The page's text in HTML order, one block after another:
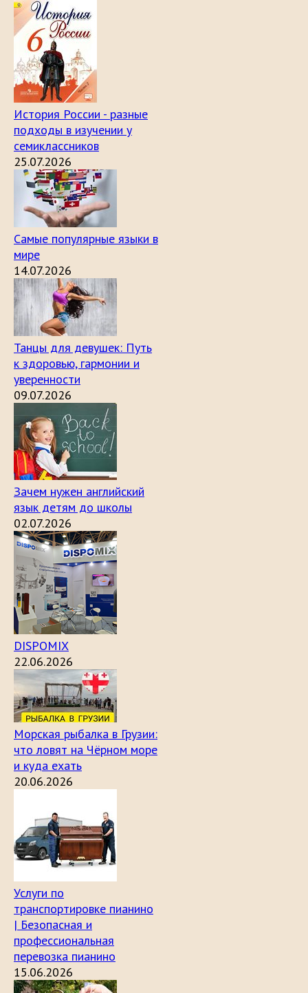
История России - разные
подходы в изучении у
семиклассников
25.07.2026
Самые популярные языки в
мире
14.07.2026
Танцы для девушек: Путь
к здоровью, гармонии и
уверенности
09.07.2026
Зачем нужен английский
язык детям до школы
02.07.2026
DISPOMIX
22.06.2026
Морская рыбалка в Грузии:
что ловят на Чёрном море
и куда ехать
20.06.2026
Услуги по
транспортировке пианино
| Безопасная и
профессиональная
перевозка пианино
15.06.2026